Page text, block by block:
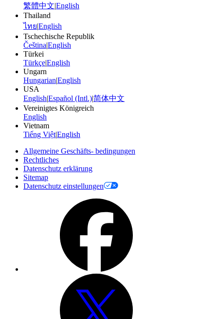
繁體中文|English
Thailand
ไทย|English
Tschechische Republik
Čeština|English
Türkei
Türkçe|English
Ungarn
Hungarian|English
USA
English|Español (Intl.)|简体中文
Vereinigtes Königreich
English
Vietnam
Tiếng Việt|English
Allgemeine Geschäfts- bedingungen
Rechtliches
Datenschutz erklärung
Sitemap
Datenschutz einstellungen